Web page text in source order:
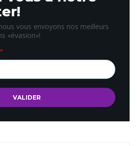
vous envoyons nos meilleurs
«évasion»!